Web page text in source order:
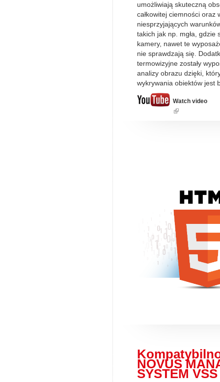
umożliwiają skuteczną
całkowitej ciemności oraz
niesprzyjających
takich jak np. mgła, gdzie
kamery, nawet te
nie sprawdzają się.
termowizyjne zostały
analizy obrazu dzięki,
wykrywania obiektów jest
Watch video
(link
NOVUS
SYSTEM VSS